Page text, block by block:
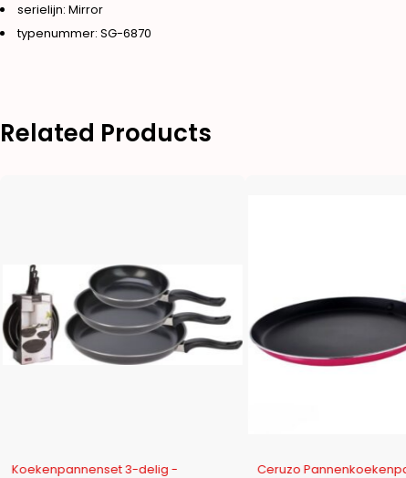
serielijn: Mirror
typenummer: SG-6870
Related Products
-16%
Koekenpannenset 3-delig -
-17%
Ceruzo